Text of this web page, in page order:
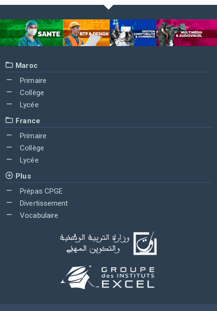
Maroc
Primaire
Collège
Lycée
France
Primaire
Collège
Lycée
Plus
Prépas CPGE
Divertissement
Vocabulaire